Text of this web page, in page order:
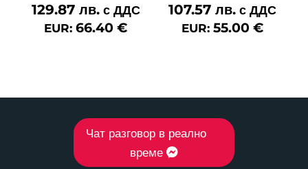
129.87 лв. с ДДС
EUR:66.40€
107.57 лв. с ДДС
EUR: 55.00 €
Чат разговор в реално
време